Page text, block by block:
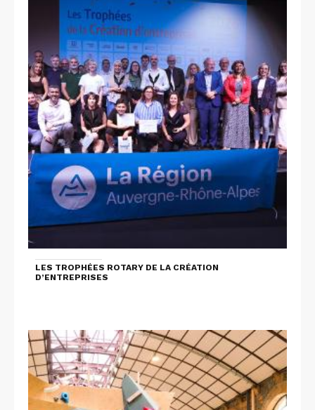
LES TROPHÉES ROTARY DE LA CRÉATION
D’ENTREPRISES